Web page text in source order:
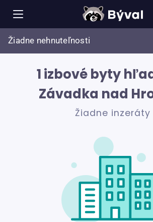
Žiadne nehnuteľnosti
1 izbové byty
Závadka nad
Žiadne inzeráty